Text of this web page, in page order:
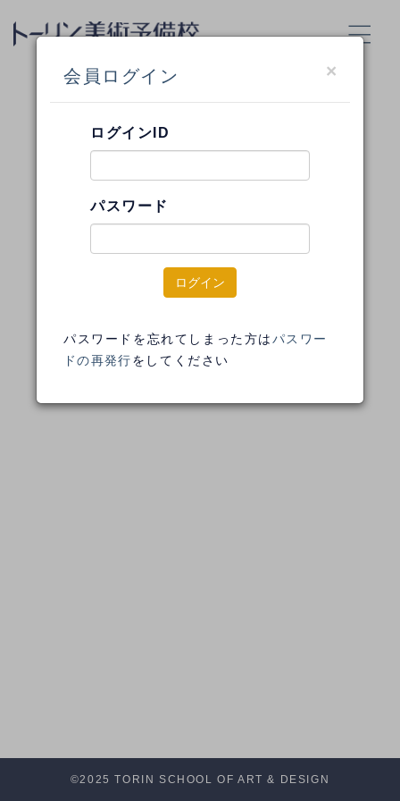
ログインはこちら
パスワードの再発行はこちら
©2025 TORIN SCHOOL OF ART & DESIGN
×
会員ログイン
ログインID
パスワード
パスワードを忘れてしまった方は パスワー
ドの再発行 をしてください